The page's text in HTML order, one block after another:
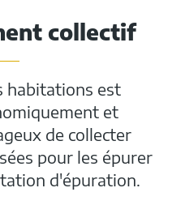
Facebook
collectif
habitations est
et
de collecter
pour les épurer
d'épuration.